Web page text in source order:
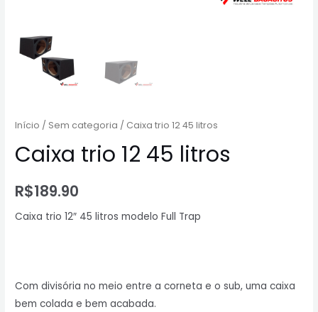
Início / Sem categoria / Caixa trio 12 45 litros
Caixa trio 12 45 litros
R$189.90
Caixa trio 12″ 45 litros modelo Full Trap
Com divisória no meio entre a corneta e o sub, uma caixa
bem colada e bem acabada.